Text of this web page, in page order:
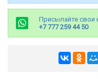
Присылайте свои
+7 777 259 44 50